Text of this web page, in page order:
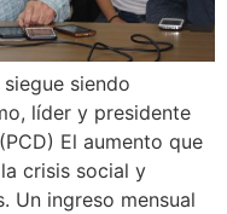
siendo
líder y presidente
El aumento que
crisis social y
Un ingreso mensual